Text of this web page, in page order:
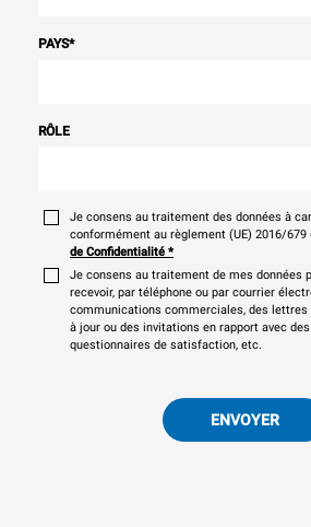
PAYS*
RÔLE
Je consens au traitement des données à
conformément au règlement (UE) 2016/679
de Confidentialité *
Je consens au traitement de mes données
recevoir, par téléphone ou par courrier
communications commerciales, des
à jour ou des invitations en rapport avec
questionnaires de satisfaction, etc.
ENVOYER